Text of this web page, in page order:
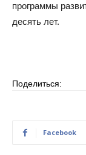
программы
десять лет.
Поделиться:
Facebook